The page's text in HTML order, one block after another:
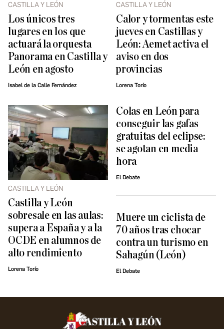
CASTILLA Y LEÓN
Los únicos tres
lugares en los que
actuará la orquesta
Panorama en Castilla y
León en agosto
Isabel de la Calle Fernández
CASTILLA Y LEÓN
Calor y tormentas este
jueves en Castillas y
León: Aemet activa el
aviso en dos
provincias
Lorena Torío
CASTILLA Y LEÓN
Castilla y León
sobresale en las aulas:
supera a España y a la
OCDE en alumnos de
alto rendimiento
Lorena Torío
Colas en León para
conseguir las gafas
gratuitas del eclipse:
se agotan en media
hora
El Debate
Muere un ciclista de
70 años tras chocar
contra un turismo en
Sahagún (León)
El Debate